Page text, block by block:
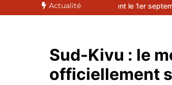
Actualité
débutera officiellement le 1er septembre 2026
Sud-Kivu : le
officiellement